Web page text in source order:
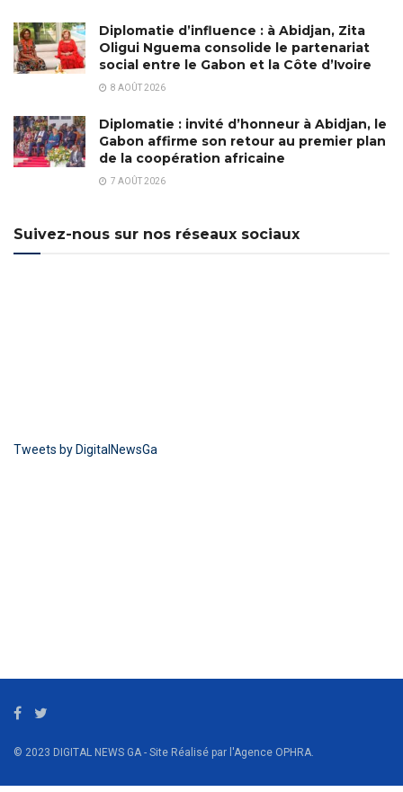
Diplomatie d’influence : à Abidjan, Zita
Oligui Nguema consolide le partenariat
social entre le Gabon et la Côte d’Ivoire
8 AOÛT 2026
Diplomatie : invité d’honneur à Abidjan, le
Gabon affirme son retour au premier plan
de la coopération africaine
7 AOÛT 2026
Suivez-nous sur nos réseaux sociaux
Tweets by DigitalNewsGa
© 2023 DIGITAL NEWS GA - Site Réalisé par l'Agence OPHRA.